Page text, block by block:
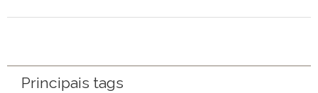
Principais tags